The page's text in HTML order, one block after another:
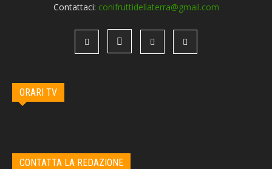
Contattaci: conifruttidellaterra@gmail.com
ORARI TV
CONTATTA LA REDAZIONE